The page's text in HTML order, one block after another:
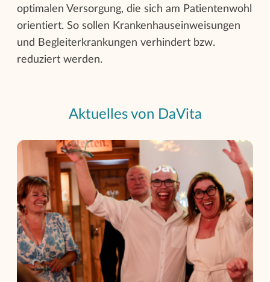
optimalen Versorgung, die sich am Patientenwohl
orientiert. So sollen Krankenhauseinweisungen
und Begleiterkrankungen verhindert bzw.
reduziert werden.
Aktuelles von DaVita